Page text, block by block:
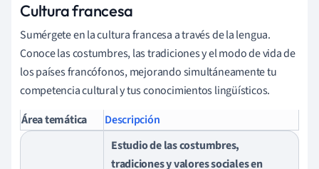
Cultura francesa
Sumérgete en la cultura francesa a través de la lengua.
Conoce las costumbres, las tradiciones y el modo de vida de
los países francófonos, mejorando simultáneamente tu
competencia cultural y tus conocimientos lingüísticos.
Área temática
Descripción
Estudio de las costumbres,
tradiciones y valores sociales en